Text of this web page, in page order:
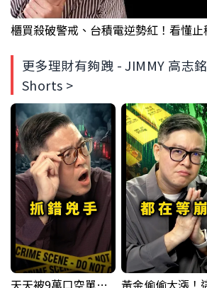
更多理財有夠跩 - JIMMY 高志銘
Shorts >